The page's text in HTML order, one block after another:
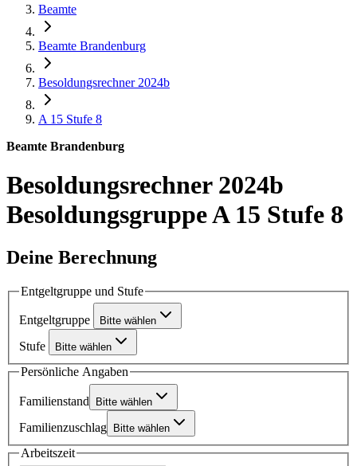
Beamte
Beamte Brandenburg
Besoldungsrechner 2024b
A 15 Stufe 8
Beamte Brandenburg
Besoldungsrechner 2024b
Besoldungsgruppe A 15 Stufe 8
Deine Berechnung
Entgeltgruppe und Stufe
Entgeltgruppe Bitte wählen
Stufe Bitte wählen
Persönliche Angaben
Familienstand Bitte wählen
Familienzuschlag Bitte wählen
Arbeitszeit